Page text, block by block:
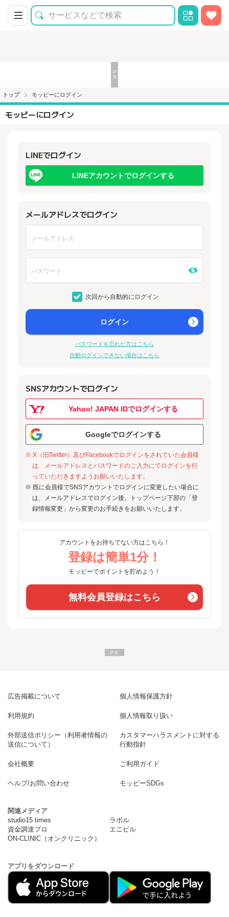
トップ モッピーにログイン
モッピーにログイン
LINEでログイン
LINEアカウントでログインする
メールアドレスでログイン
次回から自動的にログイン
ログイン
パスワードを忘れた方はこちら
自動ログインできない場合はこちら
SNSアカウントでログイン
Yahoo! JAPAN IDでログインする
Googleでログインする
※ X（旧Twitter）及びFacebookでログインをされていた会員様
は、メールアドレスとパスワードのご入力にてログインを行
っていただきますようお願いいたします。
※ 既に会員様でSNSアカウントでログインに変更したい場合に
は、メールアドレスでログイン後、トップページ下部の「登
録情報変更」から変更のお手続きをお願いいたします。
アカウントをお持ちでない方はこちら！
登録は簡単1分！
モッピーでポイントを貯めよう！
無料会員登録はこちら
広告掲載について 個人情報保護方針
利用規約 個人情報取り扱い
外部送信ポリシー（利用者情報の
送信について）
カスタマーハラスメントに対する
行動指針
会社概要 ご利用ガイド
ヘルプ/お問い合わせ モッピーSDGs
関連メディア
studio15 times
ラボル
資金調達プロ
エニピル
ON-CLINIC（オンクリニック）
アプリをダウンロード